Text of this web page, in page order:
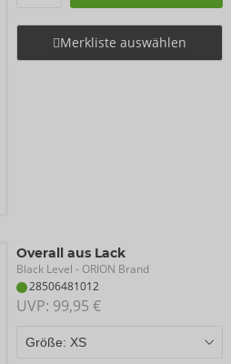
Merkliste auswählen
Overall aus Lack
Black Level - ORION Brand
28506481012
UVP: 99,95 €